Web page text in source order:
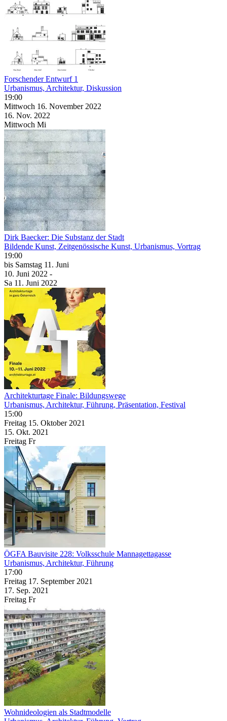
Forschender Entwurf 1
Urbanismus, Architektur, Diskussion
19:00
Mittwoch 16. November 2022
16. Nov. 2022
Mittwoch Mi
Dirk Baecker: Die Substanz der Stadt
Bildende Kunst, Zeitgenössische Kunst, Urbanismus, Vortrag
19:00
bis Samstag 11. Juni
10. Juni 2022 -
Sa 11. Juni 2022
Architekturtage Finale: Bildungswege
Urbanismus, Architektur, Führung, Präsentation, Festival
15:00
Freitag 15. Oktober 2021
15. Okt. 2021
Freitag Fr
ÖGFA Bauvisite 228: Volksschule Mannagettagasse
Urbanismus, Architektur, Führung
17:00
Freitag 17. September 2021
17. Sep. 2021
Freitag Fr
Wohnideologien als Stadtmodelle